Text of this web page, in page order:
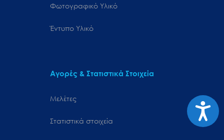
Φωτογραφικό Υλικό
Έντυπο Υλικό
Αγορές & Στατιστικά Στοιχεία
Μελέτες
Στατιστικά στοιχεία